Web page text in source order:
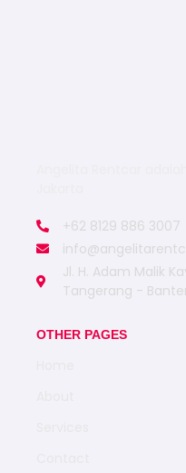
+62 8129 886 3007
Jl. H. Adam Malik
Tangerang -
OTHER PAGES